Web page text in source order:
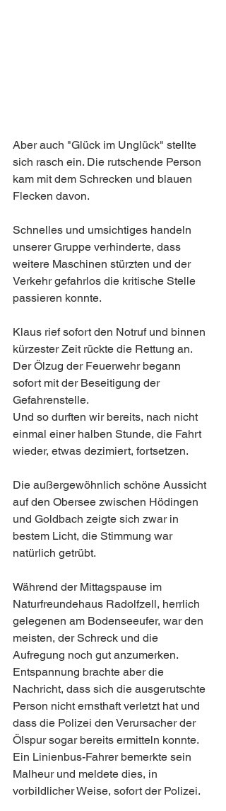
Aber auch "Glück im Unglück" stellte
sich rasch ein. Die rutschende Person
kam mit dem Schrecken und blauen
Flecken davon.
Schnelles und umsichtiges handeln
unserer Gruppe verhinderte, dass
weitere Maschinen stürzten und der
Verkehr gefahrlos die kritische Stelle
passieren konnte.
Klaus rief sofort den Notruf und binnen
kürzester Zeit rückte die Rettung an.
Der Ölzug der Feuerwehr begann
sofort mit der Beseitigung der
Gefahrenstelle.
Und so durften wir bereits, nach nicht
einmal einer halben Stunde, die Fahrt
wieder, etwas dezimiert, fortsetzen.
Die außergewöhnlich schöne Aussicht
auf den Obersee zwischen Hödingen
und Goldbach zeigte sich zwar in
bestem Licht, die Stimmung war
natürlich getrübt.
Während der Mittagspause im
Naturfreundehaus Radolfzell, herrlich
gelegenen am Bodenseeufer, war den
meisten, der Schreck und die
Aufregung noch gut anzumerken.
Entspannung brachte aber die
Nachricht, dass sich die ausgerutschte
Person nicht ernsthaft verletzt hat und
dass die Polizei den Verursacher der
Ölspur sogar bereits ermitteln konnte.
Ein Linienbus-Fahrer bemerkte sein
Malheur und meldete dies, in
vorbildlicher Weise, sofort der Polizei.